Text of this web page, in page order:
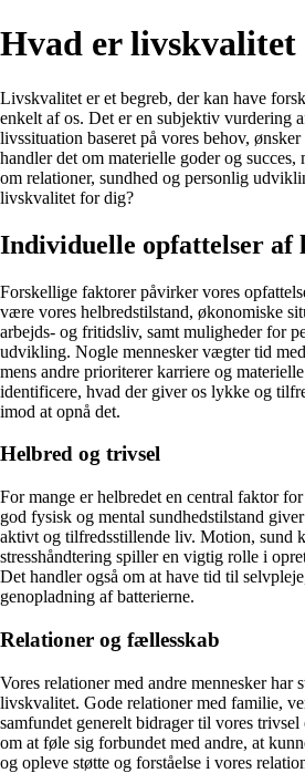
Hvad er livskvalitet
Livskvalitet er et begreb, der kan have
enkelt af os. Det er en subjektiv vurdering
livssituation baseret på vores behov,
handler det om materielle goder og succes,
om relationer, sundhed og personlig
livskvalitet for dig?
Individuelle opfattelser af
Forskellige faktorer påvirker vores
være vores helbredstilstand, økonomiske
arbejds- og fritidsliv, samt muligheder for
udvikling. Nogle mennesker vægter tid
mens andre prioriterer karriere og
identificere, hvad der giver os lykke og
imod at opnå det.
Helbred og trivsel
For mange er helbredet en central faktor
god fysisk og mental sundhedstilstand
aktivt og tilfredsstillende liv. Motion, sund
stresshåndtering spiller en vigtig rolle i
Det handler også om at have tid til
genopladning af batterierne.
Relationer og fællesskab
Vores relationer med andre mennesker har
livskvalitet. Gode relationer med familie,
samfundet generelt bidrager til vores
om at føle sig forbundet med andre, at
og opleve støtte og forståelse i vores